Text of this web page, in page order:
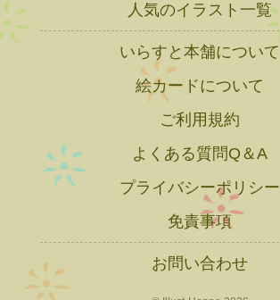
人気のイラスト一覧
いらすと本舗について
絵カードについて
ご利用規約
よくある質問Q＆A
プライバシーポリシー
免責事項
お問い合わせ